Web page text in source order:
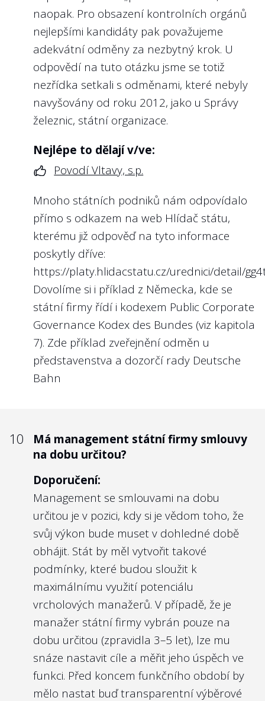
naopak. Pro obsazení kontrolních orgánů
nejlepšími kandidáty pak považujeme
adekvátní odměny za nezbytný krok. U
odpovědí na tuto otázku jsme se totiž
nezřídka setkali s odměnami, které nebyly
navyšovány od roku 2012, jako u Správy
železnic, státní organizace.
Nejlépe to dělají v/ve:
Povodí Vltavy, s.p.
Mnoho státních podniků nám odpovídalo
přímo s odkazem na web Hlídač státu,
kterému již odpověď na tyto informace
poskytly dříve:
https://platy.hlidacstatu.cz/urednici/detail/
Dovolíme si i příklad z Německa, kde se
státní firmy řídí i kodexem Public Corporate
Governance Kodex des Bundes (viz kapitola
7). Zde příklad zveřejnění odměn u
představenstva a dozorčí rady Deutsche
Bahn
10
Má management státní firmy smlouvy
na dobu určitou?
Doporučení:
Management se smlouvami na dobu
určitou je v pozici, kdy si je vědom toho, že
svůj výkon bude muset v dohledné době
obhájit. Stát by měl vytvořit takové
podmínky, které budou sloužit k
maximálnímu využití potenciálu
vrcholových manažerů. V případě, že je
manažer státní firmy vybrán pouze na
dobu určitou (zpravidla 3–5 let), lze mu
snáze nastavit cíle a měřit jeho úspěch ve
funkci. Před koncem funkčního období by
mělo nastat buď transparentní výběrové